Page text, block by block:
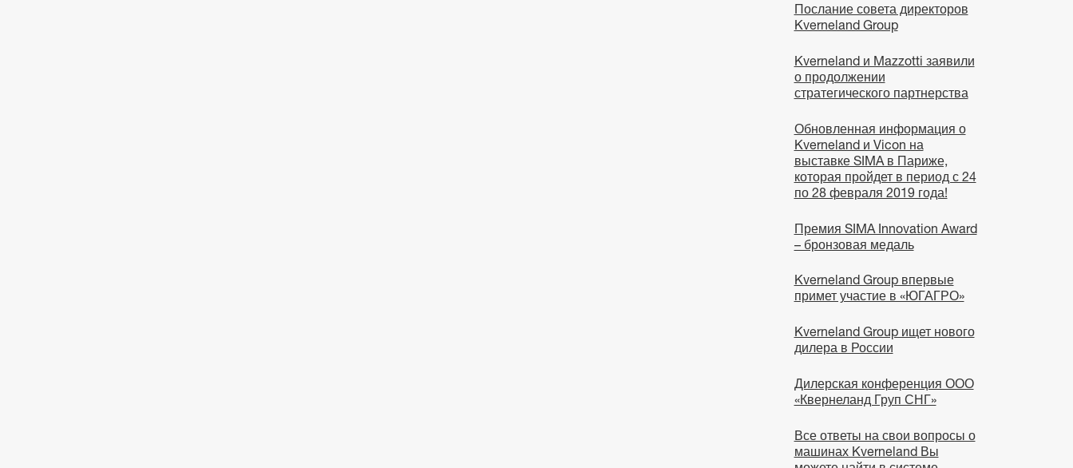
Послание совета директоров
Kverneland Group
Kverneland и Mazzotti заявили
о продолжении
стратегического партнерства
Обновленная информация о
Kverneland и Vicon на
выставке SIMA в Париже,
которая пройдет в период с 24
по 28 февраля 2019 года!
Премия SIMA Innovation Award
– бронзовая медаль
Kverneland Group впервые
примет участие в «ЮГАГРО»
Kverneland Group ищет нового
дилера в России
Дилерская конференция ООО
«Квернеланд Груп СНГ»
Все ответы на свои вопросы о
машинах Kverneland Вы